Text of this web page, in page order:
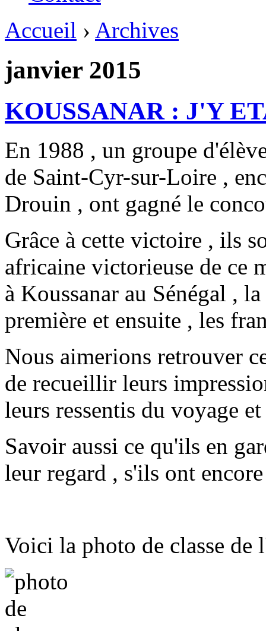
Accueil › Archives
janvier 2015
KOUSSANAR : J'Y
En 1988 , un groupe
de Saint-Cyr-sur-Loire ,
Drouin , ont gagné le
Grâce à cette victoire , ils
africaine victorieuse de ce
à Koussanar au Sénégal ,
première et ensuite , les
Nous aimerions retrouver
de recueillir leurs
leurs ressentis du voyage
Savoir aussi ce qu'ils en
leur regard , s'ils ont
Voici la photo de classe de